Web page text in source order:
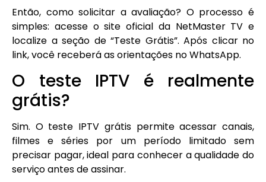
Então, como solicitar a avaliação? O processo é
simples: acesse o site oficial da NetMaster TV e
localize a seção de “Teste Grátis”. Após clicar no
link, você receberá as orientações no WhatsApp.
O teste IPTV é realmente
grátis?
Sim. O teste IPTV grátis permite acessar canais,
filmes e séries por um período limitado sem
precisar pagar, ideal para conhecer a qualidade do
serviço antes de assinar.